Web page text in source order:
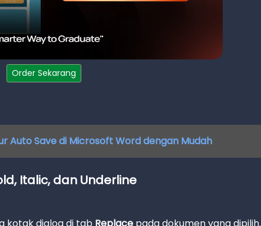
Order Sekarang
Auto Save di Microsoft Word dengan Mudah
Italic, dan Underline